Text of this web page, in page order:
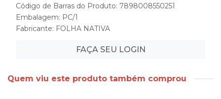
Código de Barras do Produto: 7898008550251
Embalagem: PC/1
Fabricante: FOLHA NATIVA
FAÇA SEU LOGIN
Quem viu este produto também comprou